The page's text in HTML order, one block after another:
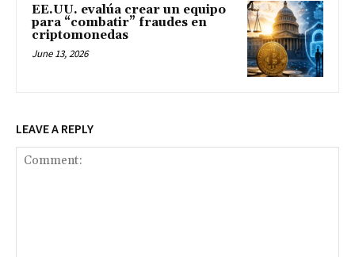
EE.UU. evalúa crear un equipo
para “combatir” fraudes en
criptomonedas
June 13, 2026
LEAVE A REPLY